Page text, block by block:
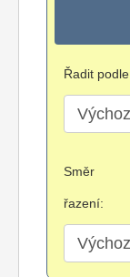
Řadit
Směr
řazení: